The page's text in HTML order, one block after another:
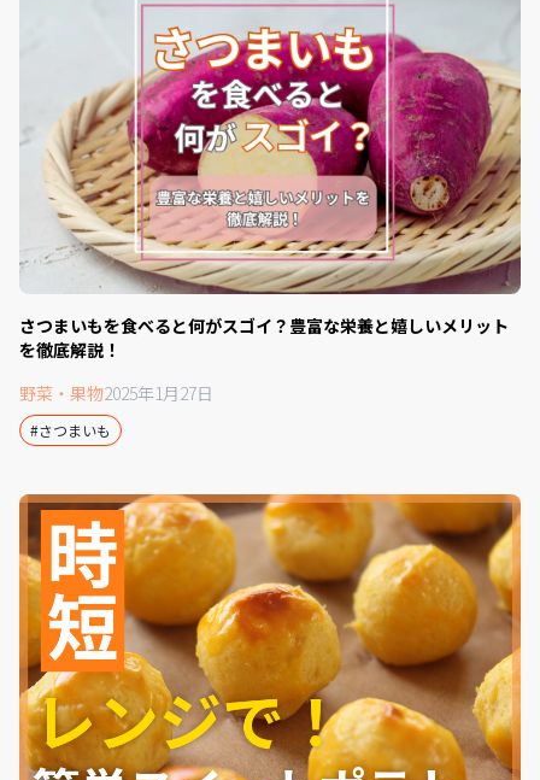
さつまいもを食べると何がスゴイ？豊富な栄養と嬉しいメリット
を徹底解説！
野菜・果物2025年1月27日
#さつまいも